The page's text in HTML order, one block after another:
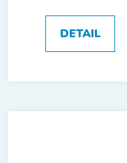
DETAIL